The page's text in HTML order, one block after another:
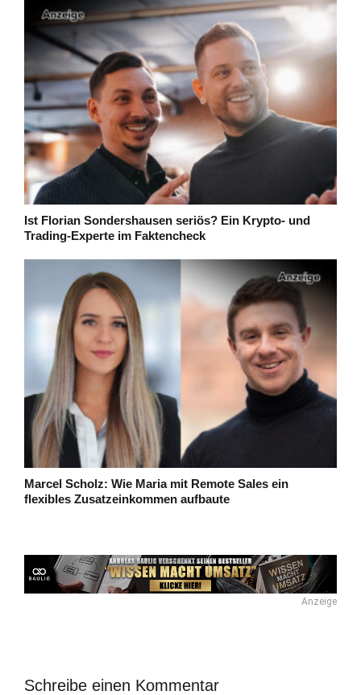
Ist Florian Sondershausen seriös? Ein Krypto- und
Trading-Experte im Faktencheck
Marcel Scholz: Wie Maria mit Remote Sales ein
flexibles Zusatzeinkommen aufbaute
Anzeige
Schreibe einen Kommentar